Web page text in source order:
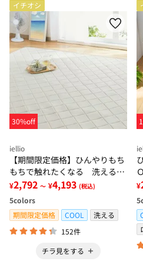
イチオシ
30%off
iellio
【期間限定価格】ひんやりもち
もちで触れたくなる 洗えるラ
グ＜低反発・滑りにくい・接触
冷感・防ダニ・カーペット＞
¥2,792 ～ ¥4,193 (税込)
5colors
期間限定価格
COOL
洗える
152件
チラ見をする
¥
5